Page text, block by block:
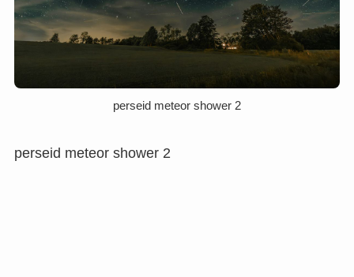
perseid meteor shower 2
perseid meteor shower 2